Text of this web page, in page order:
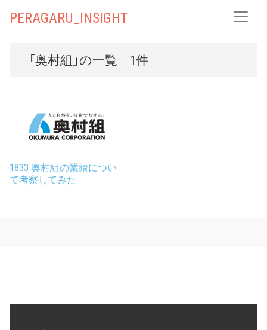
PERAGARU_INSIGHT
「奥村組」の一覧 1件
1833 奥村組の業績につい
て考察してみた